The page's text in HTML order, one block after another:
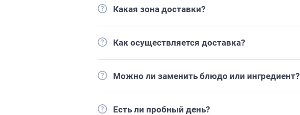
Какая зона доставки?
Как осуществляется доставка?
Можно ли заменить блюдо или ингредиент?
Есть ли пробный день?